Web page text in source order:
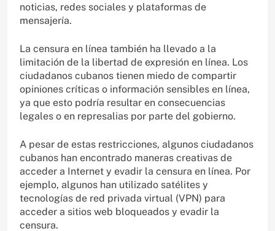
noticias, redes sociales y plataformas de
mensajería.
La censura en línea también ha llevado a la
limitación de la libertad de expresión en línea. Los
ciudadanos cubanos tienen miedo de compartir
opiniones críticas o información sensibles en línea,
ya que esto podría resultar en consecuencias
legales o en represalias por parte del gobierno.
A pesar de estas restricciones, algunos ciudadanos
cubanos han encontrado maneras creativas de
acceder a Internet y evadir la censura en línea. Por
ejemplo, algunos han utilizado satélites y
tecnologías de red privada virtual (VPN) para
acceder a sitios web bloqueados y evadir la
censura.